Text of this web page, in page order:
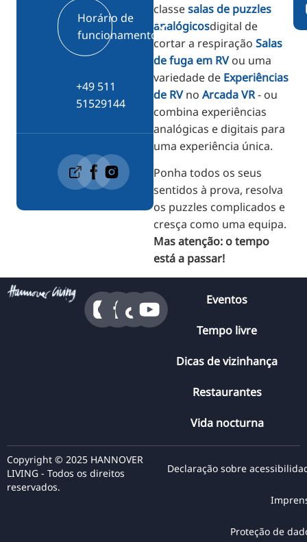
classesalas de puzzles
analógicosdigital de
cortar a respiração Salas
de fuga em RVou uma
variedade de Experiências
de RVno Arcada VR- ou
combina experiências
analógicas e digitais para
uma experiência única.
Ponha todos os seus
sentidos à prova, resolva
os puzzles complicados e
cresça como uma equipa.
Mas atenção: o tempo
está a passar!
Horário de
funcionamento
+49 511
51529144
Eventos
Tempo livre
Dicas de vizinhança
Restaurantes
Vida nocturna
Copyright © 2025 HANNOVER
LIVING - Todos os direitos
reservados.
Declaração sobre
Proteção de